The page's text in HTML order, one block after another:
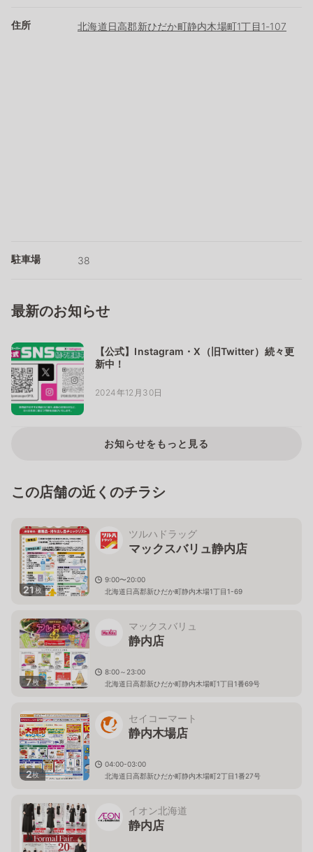
住所 北海道日高郡新ひだか町静内木場町1丁目1-107
駐車場 38
最新のお知らせ
【公式】Instagram・X（旧Twitter）続々更
新中！
2024年12月30日
お知らせをもっと見る
この店舗の近くのチラシ
21枚
ツルハドラッグ
マックスバリュ静内店
9:00〜20:00
北海道日高郡新ひだか町静内木場1丁目1-69
7枚
マックスバリュ
静内店
8:00～23:00
北海道日高郡新ひだか町静内木場町1丁目1番69号
2枚
セイコーマート
静内木場店
04:00-03:00
北海道日高郡新ひだか町静内木場町2丁目1番27号
イオン北海道
静内店